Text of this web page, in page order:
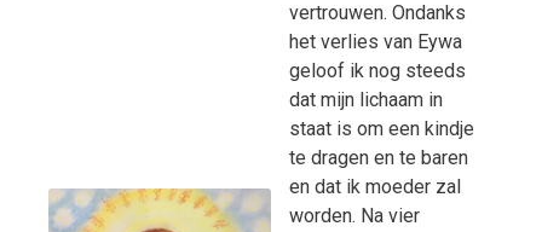
vertrouwen. Ondanks
het verlies van Eywa
geloof ik nog steeds
dat mijn lichaam in
staat is om een kindje
te dragen en te baren
en dat ik moeder zal
worden. Na vier